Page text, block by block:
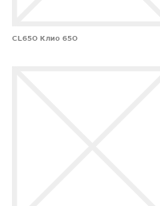
CL650 Клио 650